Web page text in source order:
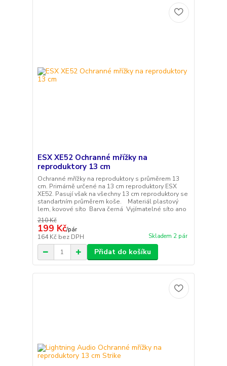
ESX XE52 Ochranné mřížky na
reproduktory 13 cm
Ochranné mřížky na reproduktory s průměrem 13
cm. Primárně určené na 13 cm reproduktory ESX
XE52. Pasují však na všechny 13 cm reproduktory se
standartním průměrem koše. Materiál plastový
lem, kovové síto Barva černá Vyjímatelné síto ano
210 Kč
199 Kč/pár
164 Kč bez DPH Skladem 2 pár
Přidat do košíku